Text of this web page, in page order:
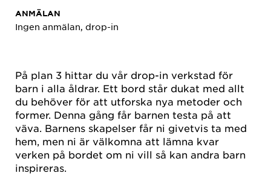
På plan 3 hittar du vår drop-in verkstad för
barn i alla åldrar. Ett bord står dukat med allt
du behöver för att utforska nya metoder och
former. Denna gång får barnen testa på att
väva. Barnens skapelser får ni givetvis ta med
hem, men ni är välkomna att lämna kvar
verken på bordet om ni vill så kan andra barn
inspireras.
ANMÄLAN
Ingen anmälan, drop-in